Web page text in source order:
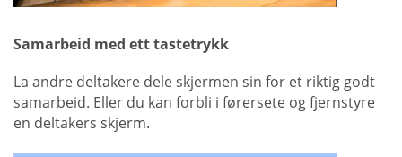
Samarbeid med ett tastetrykk
La andre deltakere dele skjermen sin for et riktig godt
samarbeid. Eller du kan forbli i førersete og fjernstyre
en deltakers skjerm.